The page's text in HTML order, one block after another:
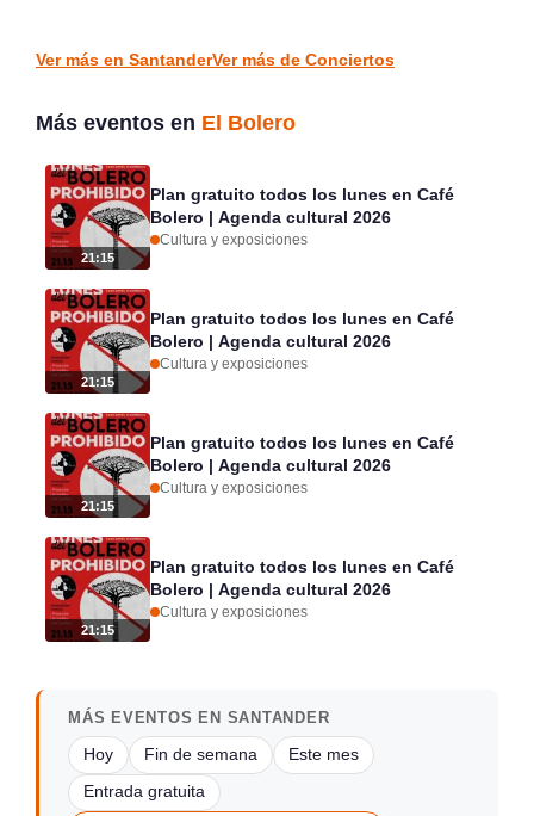
Ver más en SantanderVer más de Conciertos
Más eventos en El Bolero
21:15
Plan gratuito todos los lunes en Café
Bolero | Agenda cultural 2026
Cultura y exposiciones
21:15
Plan gratuito todos los lunes en Café
Bolero | Agenda cultural 2026
Cultura y exposiciones
21:15
Plan gratuito todos los lunes en Café
Bolero | Agenda cultural 2026
Cultura y exposiciones
21:15
Plan gratuito todos los lunes en Café
Bolero | Agenda cultural 2026
Cultura y exposiciones
MÁS EVENTOS EN SANTANDER
Hoy Fin de semana Este mes
Entrada gratuita